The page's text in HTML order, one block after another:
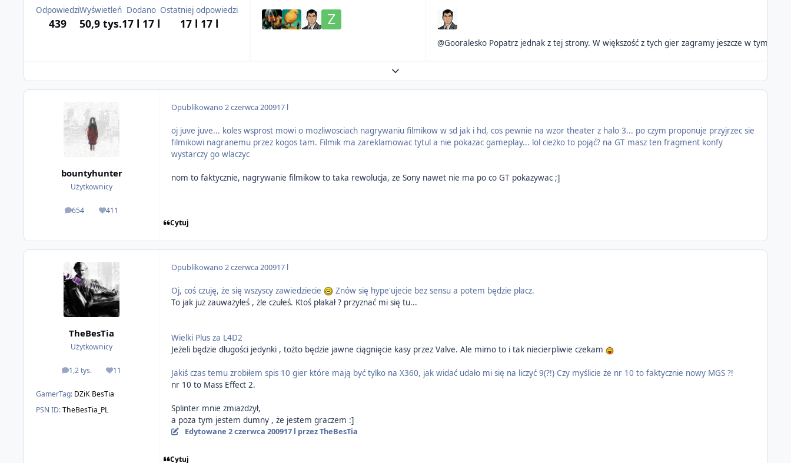
Odpowiedzi
439
Wyświetleń
50,9 tys.
Dodano
17 l 17 l
Ostatniej odpowiedzi
17 l 17 l
@Gooralesko Popatrz jednak z tej strony. W większość z tych gier zagramy jeszcze
Expand topic overview
bountyhunter
Użytkownicy
654
odpowiedzi411
Reputacja
Opublikowano2 czerwca 200917 l
oj juve juve... koles wsprost mowi o mozliwosciach nagrywaniu filmikow w sd jak i hd, cos pewnie na wzor theater z halo 3... po czym proponuje przyjrzec sie
filmikowi nagranemu przez kogos tam. Filmik ma zareklamowac tytul a nie pokazac gameplay... lol cieżko to pojąć? na GT masz ten fragment konfy
wystarczy go wlaczyc
nom to faktycznie, nagrywanie filmikow to taka rewolucja, ze Sony nawet nie ma po co GT pokazywac ;]
Cytuj
TheBesTia
Użytkownicy
1,2 tys.
odpowiedzi11
Reputacja
GamerTag: DZiK BesTia
PSN ID:TheBesTia_PL
Opublikowano2 czerwca 200917 l
Oj, coś czuję, że się wszyscy zawiedziecie
Znów się hype'ujecie bez sensu a potem będzie płacz.
To jak już zauważyłeś , żle czułeś. Ktoś płakał ? przyznać mi się tu...
Wielki Plus za L4D2
Jeżeli będzie długości jedynki , tożto będzie jawne ciągnięcie kasy przez Valve. Ale mimo to i tak niecierpliwie czekam
Jakiś czas temu zrobiłem spis 10 gier które mają być tylko na X360, jak widać udało mi się na liczyć 9(?!) Czy myślicie że nr 10 to faktycznie nowy MGS ?!
nr 10 to Mass Effect 2.
Splinter mnie zmiażdżył,
a poza tym jestem dumny , że jestem graczem :]
Edytowane 2 czerwca 200917 l przez TheBesTia
Cytuj